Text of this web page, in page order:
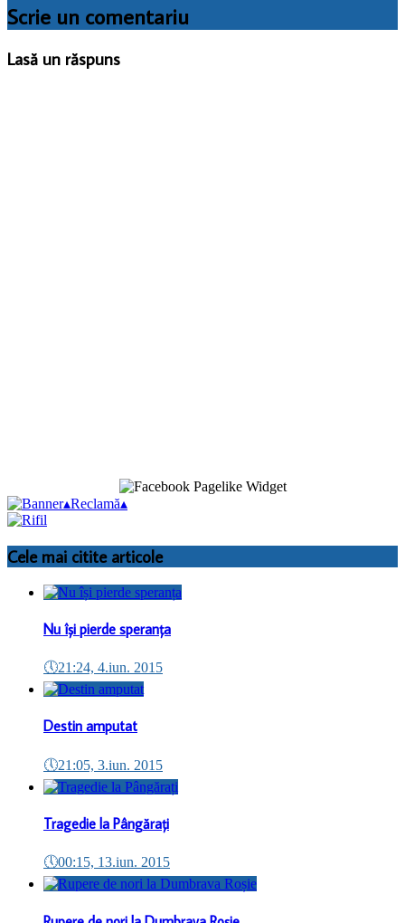
Scrie un comentariu
Lasă un răspuns
▴Reclamă▴
Cele mai citite articole
Nu își pierde speranța
🕔21:24, 4.iun. 2015
Destin amputat
🕔21:05, 3.iun. 2015
Tragedie la Pângărați
🕔00:15, 13.iun. 2015